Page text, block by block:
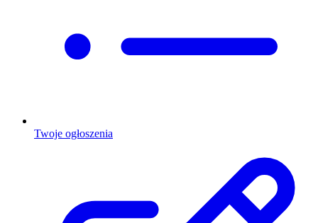
Twoje ogłoszenia